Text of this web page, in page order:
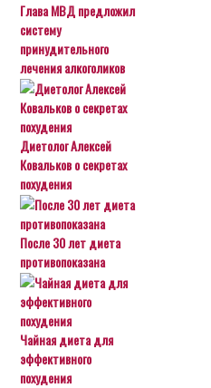
Глава МВД предложил
систему
принудительного
лечения алкоголиков
Диетолог Алексей
Ковальков о секретах
похудения
После 30 лет диета
противопоказана
Чайная диета для
эффективного
похудения